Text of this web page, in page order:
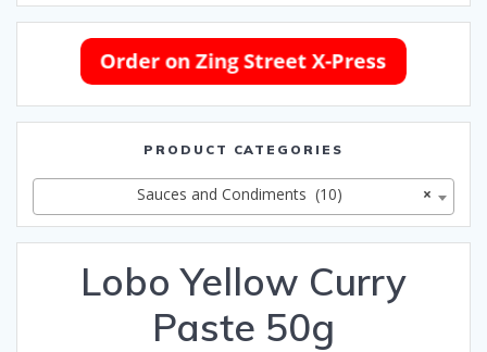
PRODUCT CATEGORIES
×
Sauces and Condiments (10)
Lobo Yellow Curry
Paste 50g